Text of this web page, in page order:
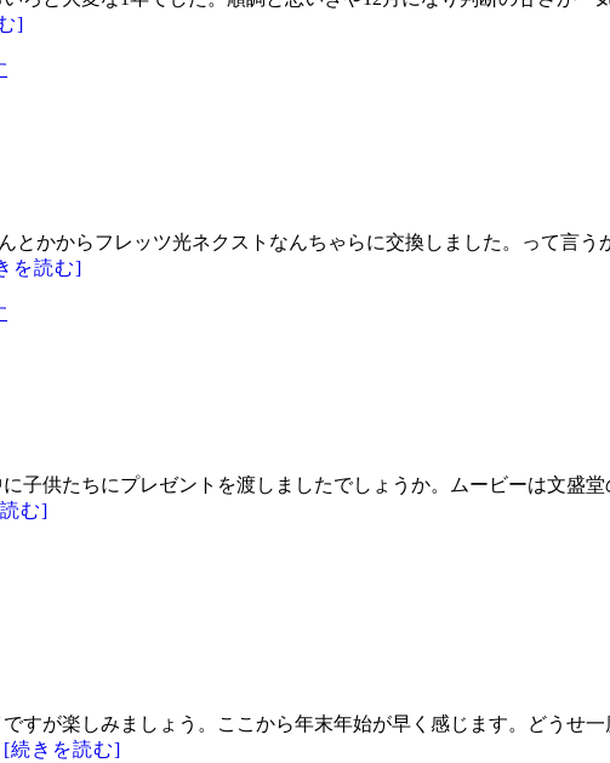
]
とかからフレッツ光ネクストなんちゃらに交換しました。って言
を読む]
子供たちにプレゼントを渡しましたでしょうか。ムービーは文盛
む]
すが楽しみましょう。ここから年末年始が早く感じます。どうせ
[続きを読む]